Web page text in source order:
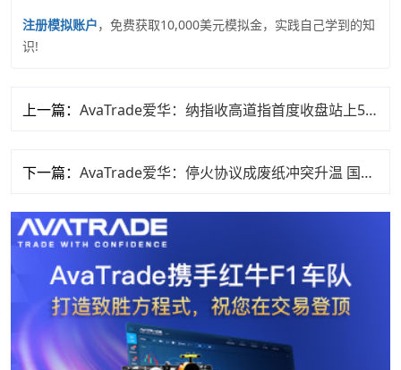
注册模拟账户，免费获取10,000美元模拟金，实践自己学到的知
识!
上一篇： AvaTrade爱华：纳指收高道指首度收盘站上53000点
下一篇： AvaTrade爱华：停火协议成废纸冲突升温 国际油价急升